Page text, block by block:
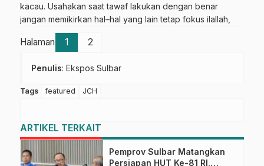
kacau. Usahakan saat tawaf lakukan dengan benar
jangan memikirkan hal–hal yang lain tetap fokus ilallah,
Halaman 1 2
Penulis: Ekspos Sulbar
Tags featured JCH
ARTIKEL TERKAIT
Pemprov Sulbar Matangkan
Persiapan HUT Ke-81 RI,